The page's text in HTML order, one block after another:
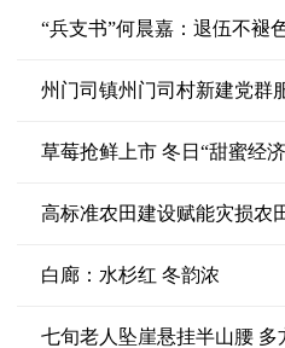
“兵支书”何晨嘉：退伍不褪
州门司镇州门司村新建党群
草莓抢鲜上市 冬日“甜蜜经
高标准农田建设赋能灾损农
白廊：水杉红 冬韵浓
七旬老人坠崖悬挂半山腰